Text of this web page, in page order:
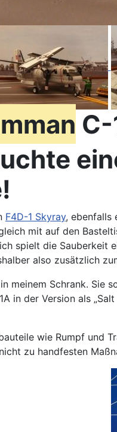
F4D-1 Skyray, ebenfalls
mit auf den
spielt die
also zusätzlich
meinem Schrank.
in der Version als
wie Rumpf und
zu handfesten